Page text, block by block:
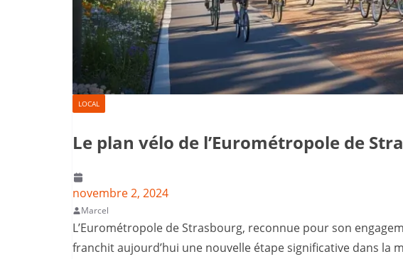
LOCAL
Le plan vélo de l’Eurométropole de
novembre 2, 2024
Marcel
L’Eurométropole de Strasbourg, reconnue pour son
franchit aujourd’hui une nouvelle étape significative dans la